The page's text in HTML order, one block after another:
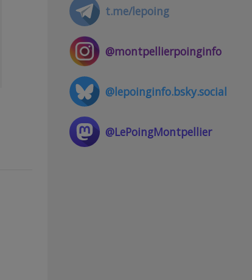
t.me/lepoing
@montpellierpoinginfo
@lepoinginfo.bsky.social
@LePoingMontpellier